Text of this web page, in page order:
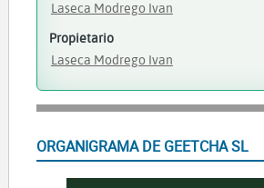
Laseca Modrego Ivan
Propietario
Laseca Modrego Ivan
ORGANIGRAMA DE GEETCHA SL